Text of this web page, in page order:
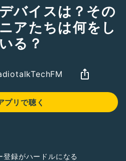
バイスは？その
アたちは何をし
る？
プリで聴く
録がハードルになる